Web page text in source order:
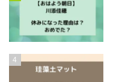
4